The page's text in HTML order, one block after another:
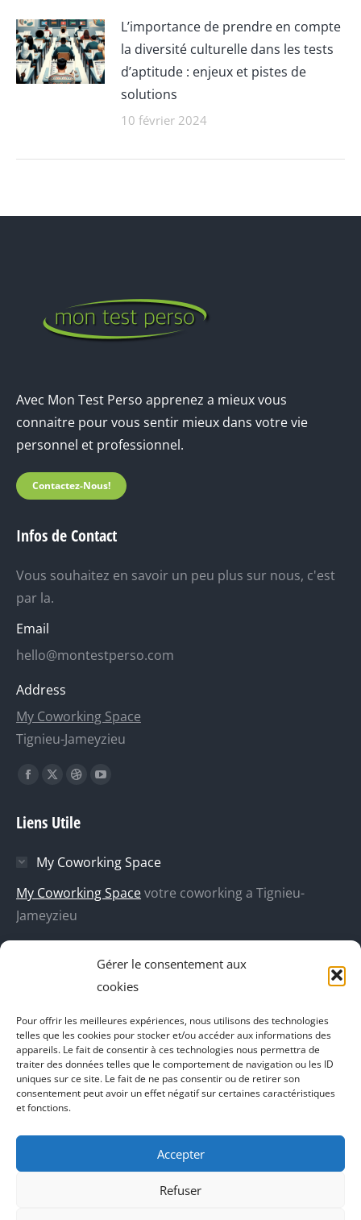
Gérer le consentement aux
cookies
Pour offrir les meilleures expériences, nous utilisons des technologies
telles que les cookies pour stocker et/ou accéder aux informations des
appareils. Le fait de consentir à ces technologies nous permettra de
traiter des données telles que le comportement de navigation ou les ID
uniques sur ce site. Le fait de ne pas consentir ou de retirer son
consentement peut avoir un effet négatif sur certaines caractéristiques
et fonctions.
Accepter
Refuser
L’importance de prendre en compte
la diversité culturelle dans les tests
d’aptitude : enjeux et pistes de
solutions
10 février 2024
Avec Mon Test Perso apprenez a mieux vous
connaitre pour vous sentir mieux dans votre vie
personnel et professionnel.
Contactez-Nous!
Infos de Contact
Vous souhaitez en savoir un peu plus sur nous, c'est
par la.
Email
hello@montestperso.com
Address
My Coworking Space
Tignieu-Jameyzieu
Trouvez nous sur :
La
Facebook
dans
une
nouvelle
La
X
dans
une
nouvelle
La
Dribble
dans
une
nouvelle
La
dans
une
Liens Utile
My Coworking Space
My Coworking Spacevotre coworking a Tignieu-
Jameyzieu
Agence de communication Akinai
Vecteur de croissance
L'instant Ki
Il parlent de vous